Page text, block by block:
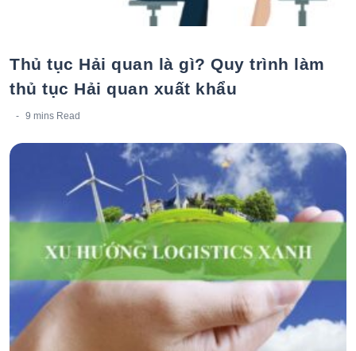
Thủ tục Hải quan là gì? Quy trình làm
thủ tục Hải quan xuất khẩu
9 mins Read